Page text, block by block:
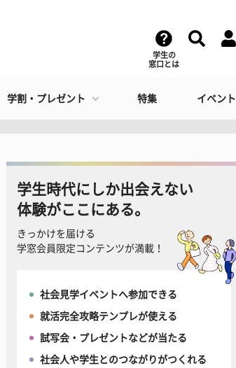
学生の
窓口とは
学割・プレゼント 特集 イベント
学生時代にしか出会えない
体験がここにある。
きっかけを届ける
学窓会員限定コンテンツが満載！
社会見学イベントへ参加できる
就活完全攻略テンプレが使える
試写会・プレゼントなどが当たる
社会人や学生とのつながりがつくれる